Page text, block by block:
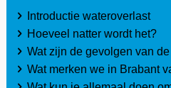
Introductie wateroverlast
Hoeveel natter wordt het?
Wat zijn de gevolgen van
Wat merken we in Brabant